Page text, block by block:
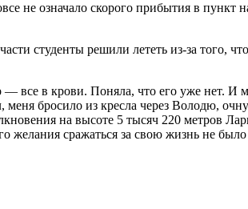
не означало скорого прибытия в пункт
студенты решили лететь из-за того,
все в крови. Поняла, что его уже нет. И
бросило из кресла через Володю,
на высоте 5 тысяч 220 метров
желания сражаться за свою жизнь не